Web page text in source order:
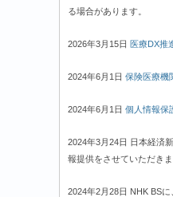
る場合があります。
2026年3月15日 医療DX推
2024年6月1日 保険医療機
2024年6月1日 個人情報保
2024年3月24日 日本経済
報提供をさせていただきま
2024年2月28日 NHK BS